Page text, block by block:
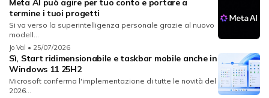
Meta AI può agire per tuo conto e portare a
termine i tuoi progetti
Si va verso la superintelligenza personale grazie al nuovo
modell...
Jo Val • 25/07/2026
Sì, Start ridimensionabile e taskbar mobile anche in
Windows 11 25H2
Microsoft conferma l'implementazione di tutte le novità del
2026...